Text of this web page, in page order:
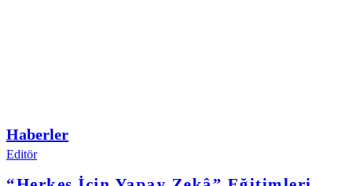
Haberler
Editör